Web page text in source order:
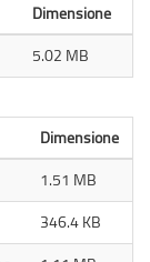
Dimensione
5.02 MB
Dimensione
1.51 MB
346.4 KB